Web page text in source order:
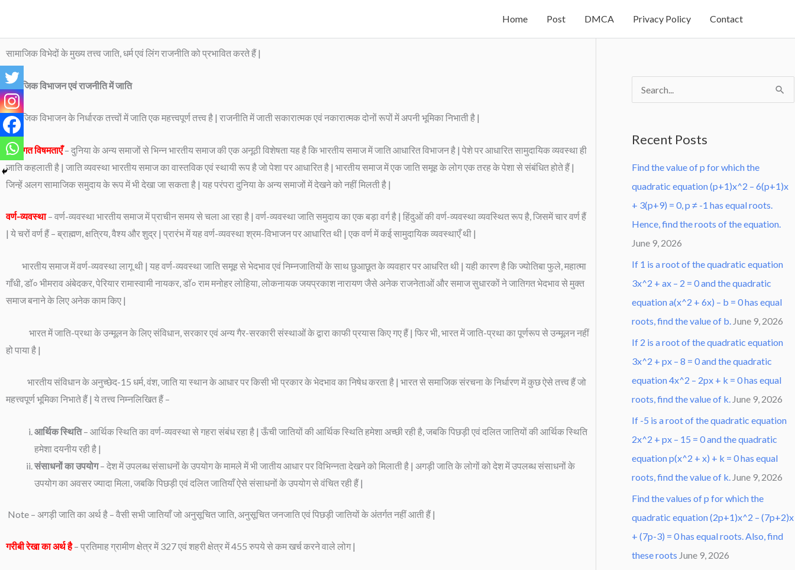
content
Home Post DMCA Privacy Policy Contact
सामाजिक विभेदों के मुख्य तत्त्व जाति, धर्म एवं लिंग राजनीति को प्रभावित करते हैं |
सामाजिक विभाजन एवं राजनीति में जाति
सामाजिक विभाजन के निर्धारक तत्त्वों में जाति एक महत्त्वपूर्ण तत्त्व है | राजनीति में जाती सकारात्मक एवं नकारात्मक दोनों रूपों में अपनी भूमिका निभाती है |
जातिगत विषमताएँ– दुनिया के अन्य समाजों से भिन्न भारतीय समाज की एक अनूठी विशेषता यह है कि भारतीय समाज में जाति आधारित विभाजन है | पेशे पर आधारित सामुदायिक व्यवस्था ही
जाति कहलाती है | जाति व्यवस्था भारतीय समाज का वास्तविक एवं स्थायी रूप है जो पेशा पर आधारित है | भारतीय समाज में एक जाति समूह के लोग एक तरह के पेशा से संबंधित होते हैं |
जिन्हें अलग सामाजिक समुदाय के रूप में भी देखा जा सकता है | यह परंपरा दुनिया के अन्य समाजों में देखने को नहीं मिलती है |
वर्ण-व्यवस्था – वर्ण-व्यवस्था भारतीय समाज में प्राचीन समय से चला आ रहा है | वर्ण-व्यवस्था जाति समुदाय का एक बड़ा वर्ग है | हिंदुओं की वर्ण-व्यवस्था व्यवस्थित रूप है, जिसमें चार वर्ण हैं
| ये चरों वर्ण हैं – ब्राह्मण, क्षत्रिय, वैश्य और शुद्र | प्रारंभ में यह वर्ण-व्यवस्था श्रम-विभाजन पर आधारित थी | एक वर्ण में कई सामुदायिक व्यवस्थाएँ थी |
भारतीय समाज में वर्ण-व्यवस्था लागू थी | यह वर्ण-व्यवस्था जाति समूह से भेदभाव एवं निम्नजातियों के साथ छुआछूत के व्यवहार पर आधरित थी | यही कारण है कि ज्योतिबा फुले, महात्मा
गाँधी, डाॅ० भीमराव अंबेदकर, पेरियार रामास्वामी नायकर, डाॅ० राम मनोहर लोहिया, लोकनायक जयप्रकाश नारायण जैसे अनेक राजनेताओं और समाज सुधारकों ने जातिगत भेदभाव से मुक्त
समाज बनाने के लिए अनेक काम किए |
भारत में जाति-प्रथा के उन्मूलन के लिए संविधान, सरकार एवं अन्य गैर-सरकारी संस्थाओं के द्वारा काफी प्रयास किए गए हैं | फिर भी, भारत में जाति-प्रथा का पूर्णरूप से उन्मूलन नहीं
हो पाया है |
भारतीय संविधान के अनुच्छेद-15 धर्म, वंश, जाति या स्थान के आधार पर किसी भी प्रकार के भेदभाव का निषेध करता है | भारत से समाजिक संरचना के निर्धारण में कुछ ऐसे तत्त्व हैं जो
महत्त्वपूर्ण भूमिका निभाते हैं | ये तत्त्व निम्नलिखित हैं –
आर्थिक स्थिति– आर्थिक स्थिति का वर्ण-व्यवस्था से गहरा संबंध रहा है | ऊँची जातियों की आर्थिक स्थिति हमेशा अच्छी रही है, जबकि पिछड़ी एवं दलित जातियों की आर्थिक स्थिति
हमेशा दयनीय रही है |
संसाधनों का उपयोग– देश में उपलब्ध संसाधनों के उपयोग के मामले में भी जातीय आधार पर विभिन्नता देखने को मिलाती है | अगड़ी जाति के लोगों को देश में उपलब्ध संसाधनों के
उपयोग का अवसर ज्यादा मिला, जबकि पिछड़ी एवं दलित जातियाँ ऐसे संसाधनों के उपयोग से वंचित रही हैं |
Note – अगड़ी जाति का अर्थ है – वैसी सभी जातियाँ जो अनुसूचित जाति, अनुसूचित जनजाति एवं पिछड़ी जातियों के अंतर्गत नहीं आती हैं |
गरीबी रेखा का अर्थ है– प्रतिमाह ग्रामीण क्षेत्र में 327 एवं शहरी क्षेत्र में 455 रुपये से कम खर्च करने वाले लोग |
c
h
f
o
r
:
Recent Posts
Find the value of p for which the
quadratic equation (p+1)x^2 – 6(p+1)x
+ 3(p+9) = 0, p ≠ -1 has equal roots.
Hence, find the roots of the equation.
June 9, 2026
If 1 is a root of the quadratic equation
3x^2 + ax – 2 = 0 and the quadratic
equation a(x^2 + 6x) – b = 0 has equal
roots, find the value of b. June 9, 2026
If 2 is a root of the quadratic equation
3x^2 + px – 8 = 0 and the quadratic
equation 4x^2 – 2px + k = 0 has equal
roots, find the value of k. June 9, 2026
If -5 is a root of the quadratic equation
2x^2 + px – 15 = 0 and the quadratic
equation p(x^2 + x) + k = 0 has equal
roots, find the value of k. June 9, 2026
Find the values of p for which the
quadratic equation (2p+1)x^2 – (7p+2)x
+ (7p-3) = 0 has equal roots. Also, find
these roots June 9, 2026